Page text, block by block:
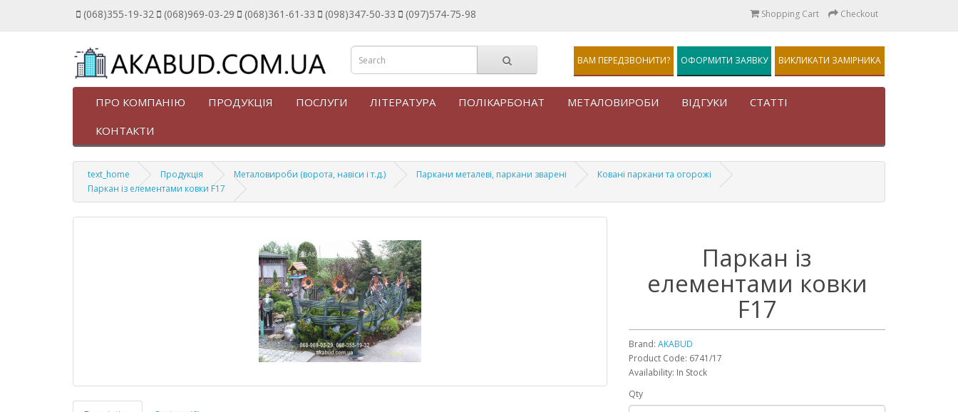
(068)355-19-32 (068)969-03-29 (068)361-61-33 (098)347-50-33 (097)574-75-98 Shopping Cart Checkout
ВАМ ПЕРЕДЗВОНИТИ? ОФОРМИТИ ЗАЯВКУ ВИКЛИКАТИ ЗАМІРНИКА
ПРО КОМПАНІЮ ПРОДУКЦІЯ ПОСЛУГИ ЛІТЕРАТУРА ПОЛІКАРБОНАТ МЕТАЛОВИРОБИ ВІДГУКИ
СТАТТІ
КОНТАКТИ
text_home Продукція Металовироби (ворота, навіси і т.д.) Паркани металеві, паркани зварені
Ковані паркани та огорожі
Паркан із елементами ковки F17
Паркан із
елементами ковки
F17
Brand: AKABUD
Product Code: 6741/17
Availability: In Stock
Qty